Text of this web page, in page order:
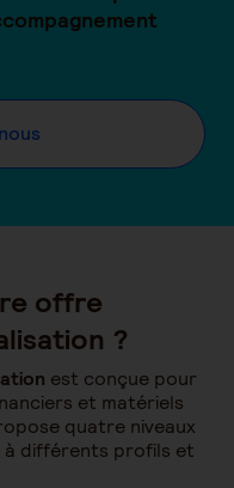
offre
?
est conçue pour
et matériels
quatre niveaux
différents profils et